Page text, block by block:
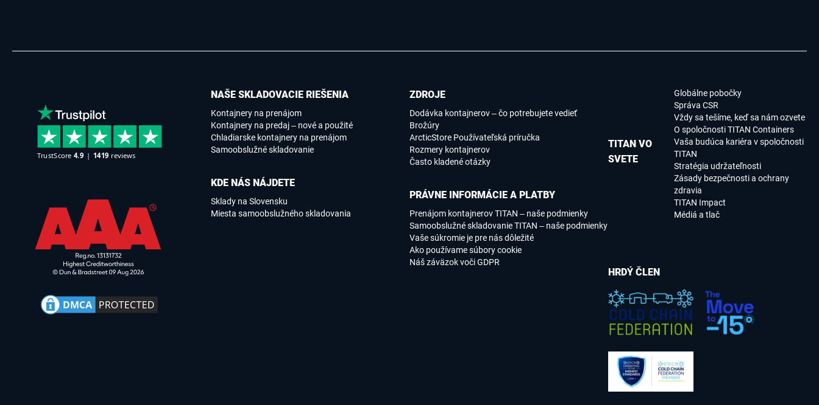
NAŠE SKLADOVACIE RIEŠENIA
Kontajnery na prenájom
Kontajnery na predaj – nové a použité
Chladiarske kontajnery na prenájom
Samoobslužné skladovanie
KDE NÁS NÁJDETE
Sklady na Slovensku
Miesta samoobslužného skladovania
TITAN VO
SVETE
Globálne pobočky
Správa CSR
Vždy sa tešíme, keď sa nám ozvete
O spoločnosti TITAN Containers
Vaša budúca kariéra v spoločnosti
TITAN
Stratégia udržateľnosti
Zásady bezpečnosti a ochrany
zdravia
TITAN Impact
Médiá a tlač
ZDROJE
Dodávka kontajnerov – čo potrebujete vedieť
Brožúry
ArcticStore Používateľská príručka
Rozmery kontajnerov
Často kladené otázky
PRÁVNE INFORMÁCIE A PLATBY
Prenájom kontajnerov TITAN – naše podmienky
Samoobslužné skladovanie TITAN – naše podmienky
Vaše súkromie je pre nás dôležité
Ako používame súbory cookie
Náš záväzok voči GDPR
HRDÝ ČLEN